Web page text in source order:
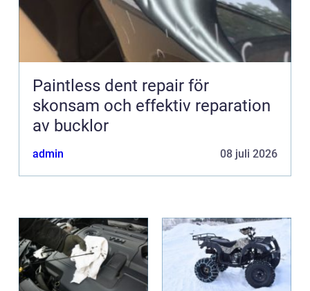
Paintless dent repair för
skonsam och effektiv reparation
av bucklor
admin 08 juli 2026